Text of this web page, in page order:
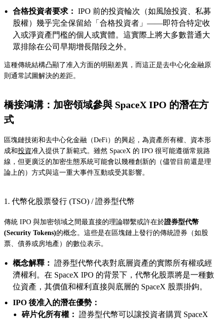
合格投資者要求： IPO 前的投資輪次（如風險投資、私募
股權）幾乎完全保留給「合格投資者」——即符合特定收
入或淨資產門檻的個人或實體。這實際上將大多數普通大
眾排除在公司早期增長階段之外。
這種傳統結構凸顯了准入方面的明顯差異，而這正是去中心化金融原
則通常試圖解決的差距。
橋接鴻溝：加密領域參與 SpaceX IPO 的潛在方
式
區塊鏈技術和去中心化金融（DeFi）的興起，為資產所有權、資本形
成和投資准入提供了新範式。雖然 SpaceX 的 IPO 很可能遵循常規路
線，但更廣泛的加密生態系統可能會以幾種創新的（儘管目前還是理
論上的）方式與這一重大事件互動或受其影響。
1. 代幣化股票發行 (TSO) / 證券型代幣
傳統 IPO 與加密領域之間最直接的理論聯繫或許在於證券型代幣
(Security Tokens)的概念。這些是在區塊鏈上發行的傳統證券（如股
票、債券或房地產）的數位表示。
概念解釋： 證券型代幣代表對底層資產的實際所有權或經
濟權利。在 SpaceX IPO 的背景下，代幣化股票將是一種數
位資產，其價值和權利直接與底層的 SpaceX 股票掛鉤。
IPO 後准入的潛在優勢：
碎片化所有權： 證券型代幣可以讓投資者購買 SpaceX